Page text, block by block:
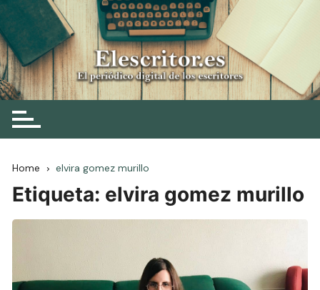
Skip
to
content
Elescritor.es
El periódico digital de los escritores
Home elvira gomez murillo
Etiqueta: elvira gomez murillo